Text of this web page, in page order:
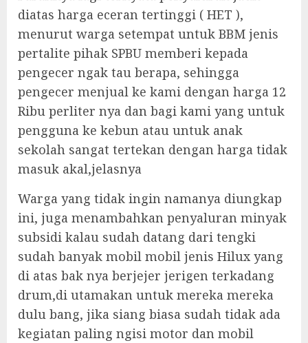
diatas harga eceran tertinggi ( HET ),
menurut warga setempat untuk BBM jenis
pertalite pihak SPBU memberi kepada
pengecer ngak tau berapa, sehingga
pengecer menjual ke kami dengan harga 12
Ribu perliter nya dan bagi kami yang untuk
pengguna ke kebun atau untuk anak
sekolah sangat tertekan dengan harga tidak
masuk akal,jelasnya
Warga yang tidak ingin namanya diungkap
ini, juga menambahkan penyaluran minyak
subsidi kalau sudah datang dari tengki
sudah banyak mobil mobil jenis Hilux yang
di atas bak nya berjejer jerigen terkadang
drum,di utamakan untuk mereka mereka
dulu bang, jika siang biasa sudah tidak ada
kegiatan paling ngisi motor dan mobil